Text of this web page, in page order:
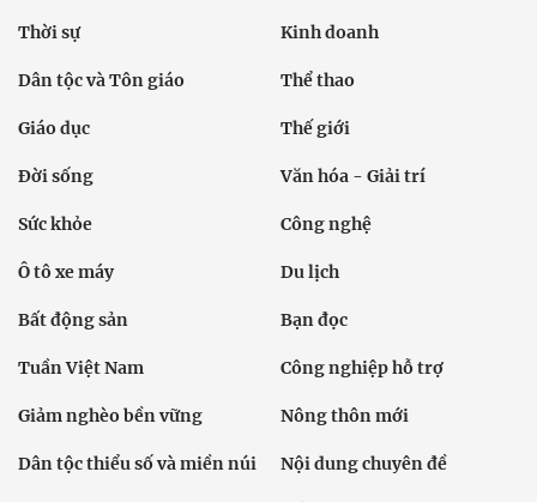
Thời sự Kinh doanh
Dân tộc và Tôn giáo Thể thao
Giáo dục Thế giới
Đời sống Văn hóa - Giải trí
Sức khỏe Công nghệ
Ô tô xe máy Du lịch
Bất động sản Bạn đọc
Tuần Việt Nam Công nghiệp hỗ trợ
Giảm nghèo bền vững Nông thôn mới
Dân tộc thiểu số và miền núi Nội dung chuyên đề